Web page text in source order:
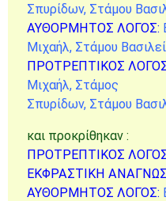
Σπυρίδων, Στάμου
ΑΥΘΟΡΜΗΤΟΣ ΛΟΓΟΣ:
Μιχαήλ, Στάμου
ΠΡΟΤΡΕΠΤΙΚΟΣ
Μιχαήλ, Στάμος
Σπυρίδων, Στάμου
και προκρίθηκαν :
ΠΡΟΤΡΕΠΤΙΚΟΣ
ΕΚΦΡΑΣΤΙΚΗ
ΑΥΘΟΡΜΗΤΟΣ ΛΟΓΟΣ: